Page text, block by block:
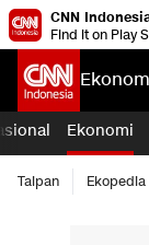
CNN
Find it on Play
Ekonomi
Taipan Ekopedia